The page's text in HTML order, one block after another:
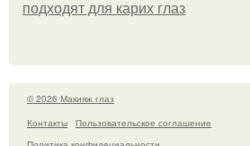
подходят для карих глаз
© 2026 Макияж глаз
Контакты
Пользовательское соглашение